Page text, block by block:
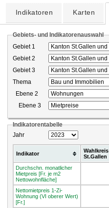
Indikatoren Karten
Gebiets- und Indikatorenauswahl
Gebiet 1
Gebiet 2
Gebiet 3
Thema
Ebene 2
Ebene 3
Indikatorentabelle
Jahr
Indikator
Wahlkreis
St.Gallen
Durchschn. monatlicher
Mietpreis [Fr. je m2
Nettowohnfläche]
Nettomietpreis 1-Zi-
Wohnung (VI oberer Wert)
[Fr.]